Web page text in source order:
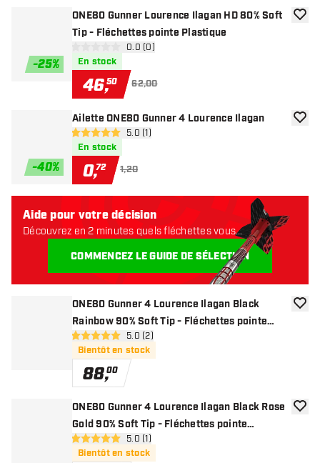
-25%
ONE80 Gunner Lourence Ilagan HD 80% Soft
Tip - Fléchettes pointe Plastique
ouvrir le panneau des avis
0 étoiles de notation
0.0 (0)
En stock
46,50 62,00
-40%
Ailette ONE80 Gunner 4 Lourence Ilagan
ouvrir le panneau des avis
5 étoiles de notation
5.0 (1)
En stock
0,72 1,20
ONE80 Gunner 4 Lourence Ilagan Black
Rainbow 90% Soft Tip - Fléchettes pointe
Plastiqueouvrir le panneau des avis
5 étoiles de notation
5.0 (2)
Bientôt en stock
88,00
ONE80 Gunner 4 Lourence Ilagan Black Rose
Gold 90% Soft Tip - Fléchettes pointe
Plastiqueouvrir le panneau des avis
5 étoiles de notation
5.0 (1)
Bientôt en stock
Aide pour votre décision
Découvrez en 2 minutes quels fléchettes vous
COMMENCEZ LE GUIDE DE SÉLECTION